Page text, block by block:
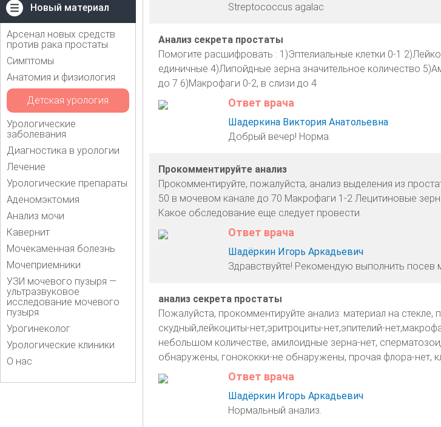
Новый материал
Арсенал новых средств
против рака простаты
Симптомы
Анатомия и физиология
Детская урология
Урологические
заболевания
Диагностика в урологии
Лечение
Урологические препараты
Аденомэктомия
Анализ мочи
Кавернит
Мочекаменная болезнь
Мочеприемники
УЗИ мочевого пузыря —
ультразвуковое
исследование мочевого
пузыря
Урогинеколог
Урологические клиники
О нас
Streptococcus agalac
Анализ секрета простаты
Помогите расшифровать : 1)Эптелиальные клетки 0-1
единичные 4)Липойдные зерна значительное количество
до 7 6)Макрофаги 0-2, в слизи до 4
Ответ врача
Шадеркина Виктория Анатольевна
Добрый вечер! Норма.
Прокомментируйте анализ
Прокомментируйте, пожалуйста, анализ выделения из
50 в мочевом канале до 70 Макрофаги 1-2 Лецитиновые
Какое обследование еще следует провести.
Ответ врача
Шадёркин Игорь Аркадьевич
Здравствуйте! Рекомендую выполнить посев
анализ секрета простаты
Пожалуйста, прокомментируйте анализ: материал на стекле,
скудный,лейкоциты-нет,эритроциты-нет,эпителий-
небольшом количестве, амилоидные зерна-нет,
обнаружены, гонококки-не обнаружены, прочая флора-нет,
Ответ врача
Шадёркин Игорь Аркадьевич
Нормальный анализ.